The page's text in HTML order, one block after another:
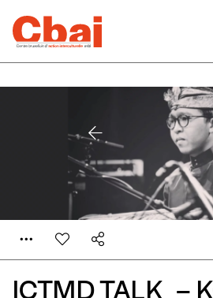
ICTMD TALK –